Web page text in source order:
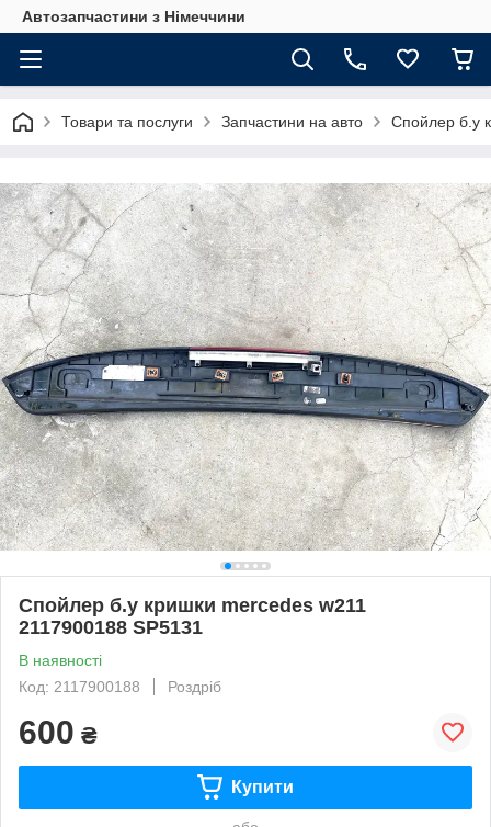
Автозапчастини з Німеччини
Товари та послуги Запчастини на авто Спойлер б.у
Спойлер б.у кришки mercedes w211
2117900188 SP5131
В наявності
Код: 2117900188
Роздріб
600 ₴
Купити